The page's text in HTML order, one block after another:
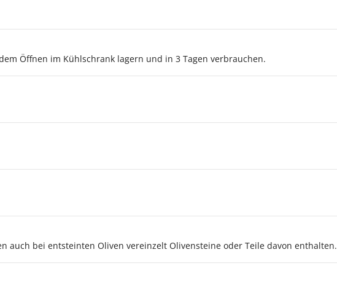
Öffnen im Kühlschrank lagern und in 3 Tagen verbrauchen.
auch bei entsteinten Oliven vereinzelt Olivensteine oder Teile davon enthalten.